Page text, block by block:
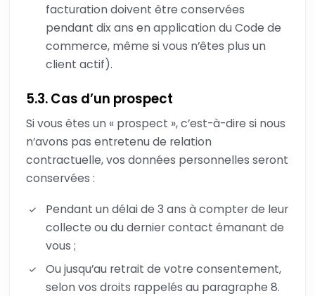
facturation doivent être conservées
pendant dix ans en application du Code de
commerce, même si vous n’êtes plus un
client actif).
5.3. Cas d’un prospect
Si vous êtes un « prospect », c’est-à-dire si nous
n’avons pas entretenu de relation
contractuelle, vos données personnelles seront
conservées :
Pendant un délai de 3 ans à compter de leur
collecte ou du dernier contact émanant de
vous ;
Ou jusqu’au retrait de votre consentement,
selon vos droits rappelés au paragraphe 8.